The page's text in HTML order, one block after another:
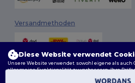
Versandmethoden
Diese Website verwendet
Unsere Website verwendet sowohl eigene als auch
allgemeine Funktionalität zu verbessern, Ihre
der Website zu analysieren und ein